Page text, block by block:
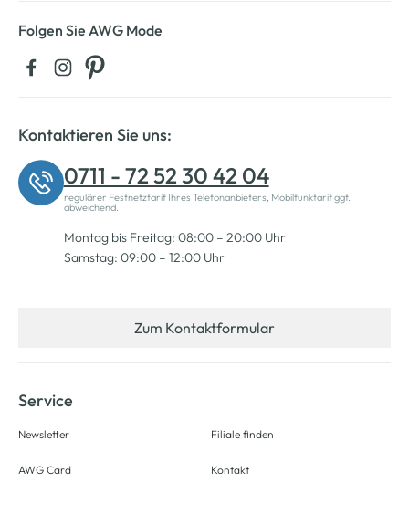
Folgen Sie AWG Mode
Kontaktieren Sie uns:
0711 - 72 52 30 42 04
regulärer Festnetztarif Ihres Telefonanbieters, Mobilfunktarif ggf.
abweichend.
Montag bis Freitag: 08:00 – 20:00 Uhr
Samstag: 09:00 – 12:00 Uhr
Zum Kontaktformular
Service
Newsletter
AWG Card
Filiale finden
Kontakt